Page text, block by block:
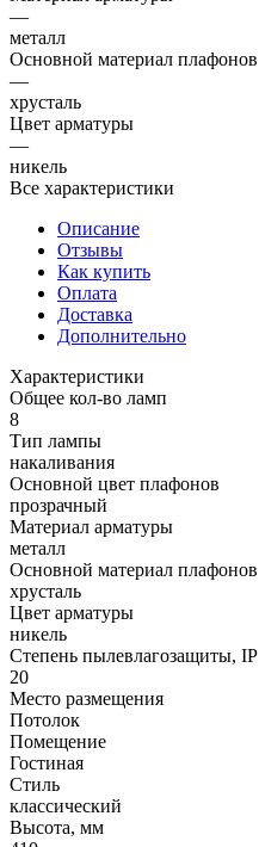
—
металл
Основной материал плафонов
—
хрусталь
Цвет арматуры
—
никель
Все характеристики
Описание
Отзывы
Как купить
Оплата
Доставка
Дополнительно
Характеристики
Общее кол-во ламп
8
Тип лампы
накаливания
Основной цвет плафонов
прозрачный
Материал арматуры
металл
Основной материал плафонов
хрусталь
Цвет арматуры
никель
Степень пылевлагозащиты, IP
20
Место размещения
Потолок
Помещение
Гостиная
Стиль
классический
Высота, мм